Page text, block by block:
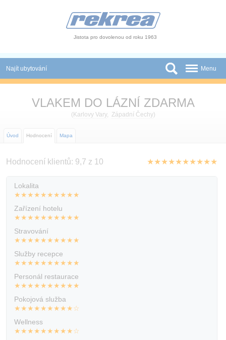
Jistota pro dovolenou od roku 1963
Najít ubytování
Autobusové zájezdy
Atrakce
O nás
Kontakt
Menu
VLAKEM DO LÁZNÍ ZDARMA
( Karlovy Vary, Západní Čechy)
Úvod Hodnocení Mapa
Hodnocení klientů: 9,7 z 10 ★★★★★★★★★★
Lokalita
★★★★★★★★★★
Zařízení hotelu
★★★★★★★★★★
Stravování
★★★★★★★★★★
Služby recepce
★★★★★★★★★★
Personál restaurace
★★★★★★★★★★
Pokojová služba
★★★★★★★★★☆
Wellness
★★★★★★★★★☆